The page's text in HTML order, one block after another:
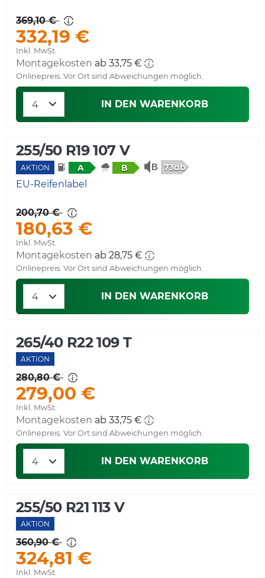
369,10 €
332,19 €
Inkl. MwSt.
Montagekosten ab 33,75 €
Onlinepreis. Vor Ort sind Abweichungen möglich.
IN DEN WARENKORB
255/50 R19 107 V
AKTION A B 73db
EU-Reifenlabel
200,70 €
180,63 €
Inkl. MwSt.
Montagekosten ab 28,75 €
Onlinepreis. Vor Ort sind Abweichungen möglich.
IN DEN WARENKORB
265/40 R22 109 T
AKTION
280,80 €
279,00 €
Inkl. MwSt.
Montagekosten ab 33,75 €
Onlinepreis. Vor Ort sind Abweichungen möglich.
IN DEN WARENKORB
255/50 R21 113 V
AKTION
360,90 €
324,81 €
Inkl. MwSt.